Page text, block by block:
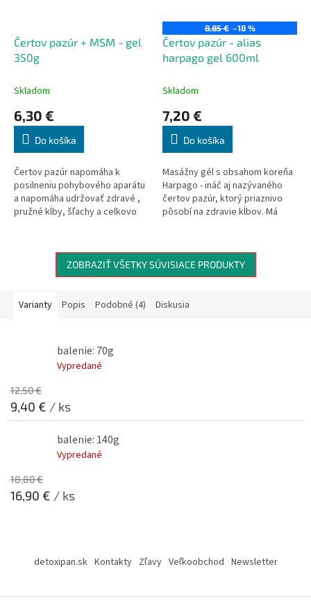
Čertov pazúr + MSM - gel
350g
Skladom
6,30 €
Do košíka
Čertov pazúr napomáha k
posilneniu pohybového aparátu
a napomáha udržovať zdravé ,
pružné kĺby, šľachy a celkovo
výrobku, obsahuje prírodnú síru
, ktorá napomáha pri
problémoch kĺbových a vyživuje
8,85 € –18 %
Čertov pazúr - alias
harpago gel 600ml
Skladom
7,20 €
Do košíka
Masážny gél s obsahom koreňa
Harpago - ináč aj nazývaného
čertov pazúr, ktorý priaznivo
pôsobí na zdravie kĺbov. Má
účinky. Povzbudzuje krvný tok,
zrýchľuje metabolizmus a
cirkuláciu lymfy.
ZOBRAZIŤ VŠETKY SÚVISIACE PRODUKTY
Varianty Popis Podobné (4) Diskusia
balenie: 70g
Vypredané
12,50 €
9,40 € / ks
balenie: 140g
Vypredané
18,80 €
16,90 € / ks
detoxipan.sk Kontakty Zľavy Veľkoobchod Newsletter